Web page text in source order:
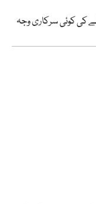
کی کوئی سرکاری وجہ